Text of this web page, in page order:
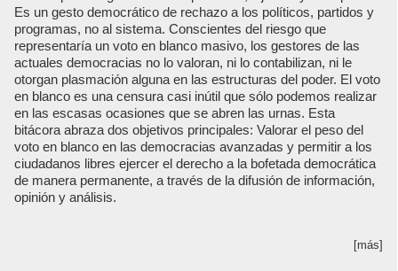
Es un gesto democrático de rechazo a los políticos, partidos y
programas, no al sistema. Conscientes del riesgo que
representaría un voto en blanco masivo, los gestores de las
actuales democracias no lo valoran, ni lo contabilizan, ni le
otorgan plasmación alguna en las estructuras del poder. El voto
en blanco es una censura casi inútil que sólo podemos realizar
en las escasas ocasiones que se abren las urnas. Esta
bitácora abraza dos objetivos principales: Valorar el peso del
voto en blanco en las democracias avanzadas y permitir a los
ciudadanos libres ejercer el derecho a la bofetada democrática
de manera permanente, a través de la difusión de información,
opinión y análisis.
[más]